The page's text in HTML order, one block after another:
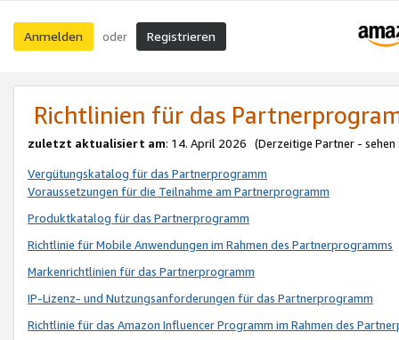
Anmelden oder Registrieren
Richtlinien für das
zuletzt aktualisiert am: 14. April 2026 (Derzeitige Partner - sehen
Vergütungskatalog für das Partnerprogramm
Voraussetzungen für die Teilnahme am Partnerprogramm
Produktkatalog für das Partnerprogramm
Richtlinie für Mobile Anwendungen im Rahmen des Partnerprogramms
Markenrichtlinien für das Partnerprogramm
IP-Lizenz- und Nutzungsanforderungen für das Partnerprogramm
Richtlinie für das Amazon Influencer Programm im Rahmen des